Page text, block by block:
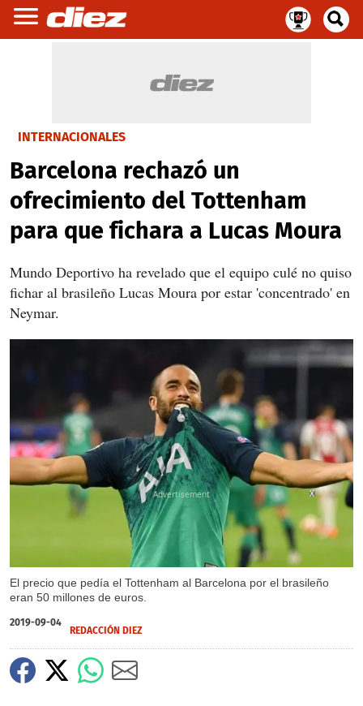
INTERNACIONALES
Barcelona rechazó un
ofrecimiento del Tottenham
para que fichara a Lucas Moura
Mundo Deportivo ha revelado que el equipo culé no quiso
fichar al brasileño Lucas Moura por estar 'concentrado' en
Neymar.
El precio que pedía el Tottenham al Barcelona por el brasileño
eran 50 millones de euros.
X
2019-09-04
REDACCIÓN DIEZ